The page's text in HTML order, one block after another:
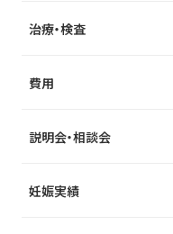
治療・検査
費用
説明会・相談会
妊娠実績